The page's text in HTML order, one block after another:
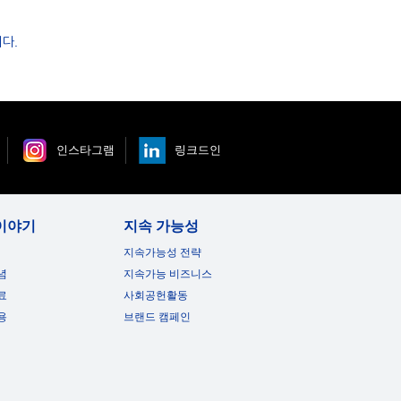
.
인스타그램 링크드인
야기 지속 가능성
지속가능성 전략
지속가능 비즈니스
사회공헌활동
브랜드 캠페인